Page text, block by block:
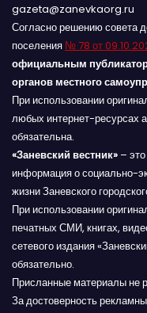
gazeta@zanevkaorg.ru
Согласно решению совета
поселения № 78 от
официальным
органов местного
При использовании
любых интернет-ресурсах
обязательна.
«Заневский вестник» –
информация о социально-
жизни Заневского
При использовании
печатных СМИ, книгах,
сетевого издания
обязательно.
Присланные материалы не
За достоверность